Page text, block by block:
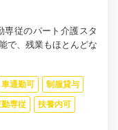
専従のパート介護スタ
で、残業もほとんどな
車通勤可 制服貸与
専従 扶養内可